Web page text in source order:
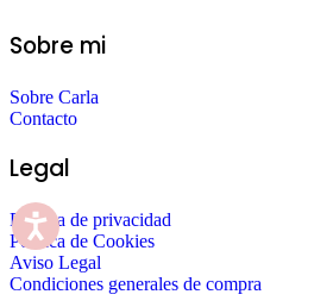
Sobre mi
Sobre Carla
Contacto
Legal
Política de privacidad
Política de Cookies
Aviso Legal
Condiciones generales de compra